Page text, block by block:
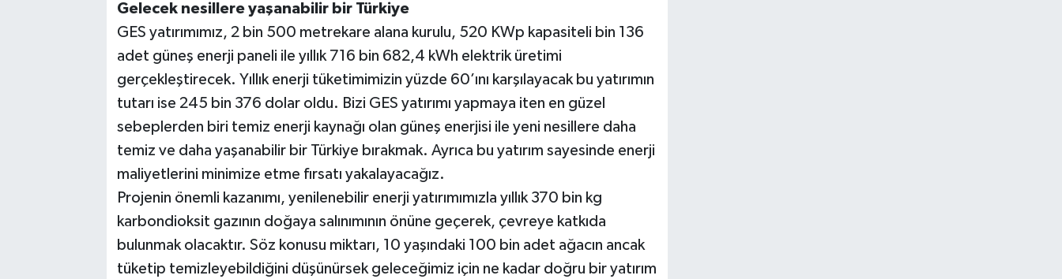
Gelecek nesillere yaşanabilir bir Türkiye
GES yatırımımız, 2 bin 500 metrekare alana kurulu, 520 KWp kapasiteli bin 136
adet güneş enerji paneli ile yıllık 716 bin 682,4 kWh elektrik üretimi
gerçekleştirecek. Yıllık enerji tüketimimizin yüzde 60’ını karşılayacak bu yatırımın
tutarı ise 245 bin 376 dolar oldu. Bizi GES yatırımı yapmaya iten en güzel
sebeplerden biri temiz enerji kaynağı olan güneş enerjisi ile yeni nesillere daha
temiz ve daha yaşanabilir bir Türkiye bırakmak. Ayrıca bu yatırım sayesinde enerji
maliyetlerini minimize etme fırsatı yakalayacağız.
Projenin önemli kazanımı, yenilenebilir enerji yatırımımızla yıllık 370 bin kg
karbondioksit gazının doğaya salınımının önüne geçerek, çevreye katkıda
bulunmak olacaktır. Söz konusu miktarı, 10 yaşındaki 100 bin adet ağacın ancak
tüketip temizleyebildiğini düşünürsek geleceğimiz için ne kadar doğru bir yatırım